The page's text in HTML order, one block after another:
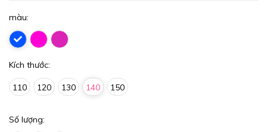
màu:
Kích thước:
110 120 130 140 150
Số lượng: